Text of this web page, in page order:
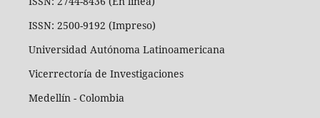
ISSN: 2500-9192 (Impreso)
Universidad Autónoma Latinoamericana
Vicerrectoría de Investigaciones
Medellín - Colombia